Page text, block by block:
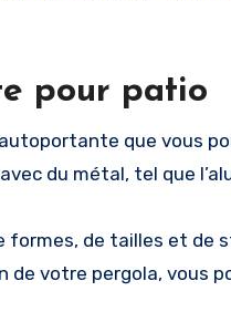
pour patio
que vous
du métal, tel que
formes, de tailles et de
votre pergola, vous